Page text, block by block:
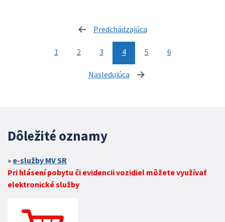
Predchádzajúca
1 2 3 4 5 6
Nasledujúca stránka
Dôležité oznamy
e-služby MV SR
Pri hlásení pobytu či evidencii vozidiel môžete využívať
elektronické služby